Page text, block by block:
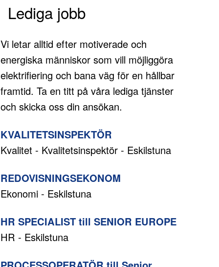
Lediga jobb
Vi letar alltid efter motiverade och
energiska människor som vill möjliggöra
elektrifiering och bana väg för en hållbar
framtid. Ta en titt på våra lediga tjänster
och skicka oss din ansökan.
KVALITETSINSPEKTÖR
Kvalitet - Kvalitetsinspektör - Eskilstuna
REDOVISNINGSEKONOM
Ekonomi - Eskilstuna
HR SPECIALIST till SENIOR EUROPE
HR - Eskilstuna